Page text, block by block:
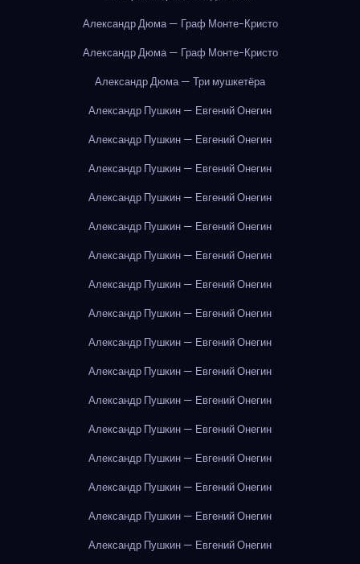
Александр Дюма — Граф Монте-Кристо
Александр Дюма — Граф Монте-Кристо
Александр Дюма — Три мушкетёра
Александр Пушкин — Евгений Онегин
Александр Пушкин — Евгений Онегин
Александр Пушкин — Евгений Онегин
Александр Пушкин — Евгений Онегин
Александр Пушкин — Евгений Онегин
Александр Пушкин — Евгений Онегин
Александр Пушкин — Евгений Онегин
Александр Пушкин — Евгений Онегин
Александр Пушкин — Евгений Онегин
Александр Пушкин — Евгений Онегин
Александр Пушкин — Евгений Онегин
Александр Пушкин — Евгений Онегин
Александр Пушкин — Евгений Онегин
Александр Пушкин — Евгений Онегин
Александр Пушкин — Евгений Онегин
Александр Пушкин — Евгений Онегин